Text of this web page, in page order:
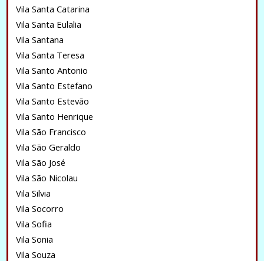
Vila Santa Catarina
Vila Santa Eulalia
Vila Santana
Vila Santa Teresa
Vila Santo Antonio
Vila Santo Estefano
Vila Santo Estevão
Vila Santo Henrique
Vila São Francisco
Vila São Geraldo
Vila São José
Vila São Nicolau
Vila Silvia
Vila Socorro
Vila Sofia
Vila Sonia
Vila Souza